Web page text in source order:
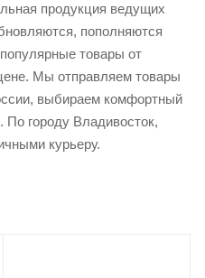
продукция ведущих
пополняются
товары от
Мы отправляем товары
выбираем комфортный
По городу Владивосток,
курьеру.